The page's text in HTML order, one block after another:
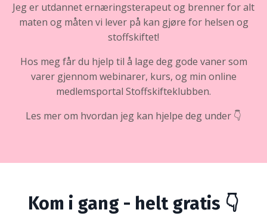
Jeg er utdannet ernæringsterapeut og brenner for alt
maten og måten vi lever på kan gjøre for helsen og
stoffskiftet!
Hos meg får du hjelp til å lage deg gode vaner som
varer gjennom webinarer, kurs, og min online
medlemsportal Stoffskifteklubben.
Les mer om hvordan jeg kan hjelpe deg under 👇
Kom i gang - helt gratis 👇